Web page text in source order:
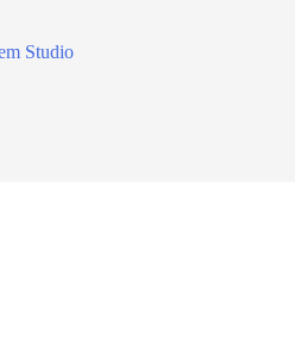
Studio